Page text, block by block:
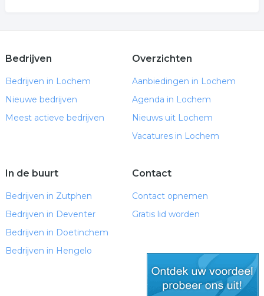
Bedrijven
Bedrijven in Lochem
Nieuwe bedrijven
Meest actieve bedrijven
Overzichten
Aanbiedingen in Lochem
Agenda in Lochem
Nieuws uit Lochem
Vacatures in Lochem
In de buurt
Bedrijven in Zutphen
Bedrijven in Deventer
Bedrijven in Doetinchem
Bedrijven in Hengelo
Contact
Contact opnemen
Gratis lid worden